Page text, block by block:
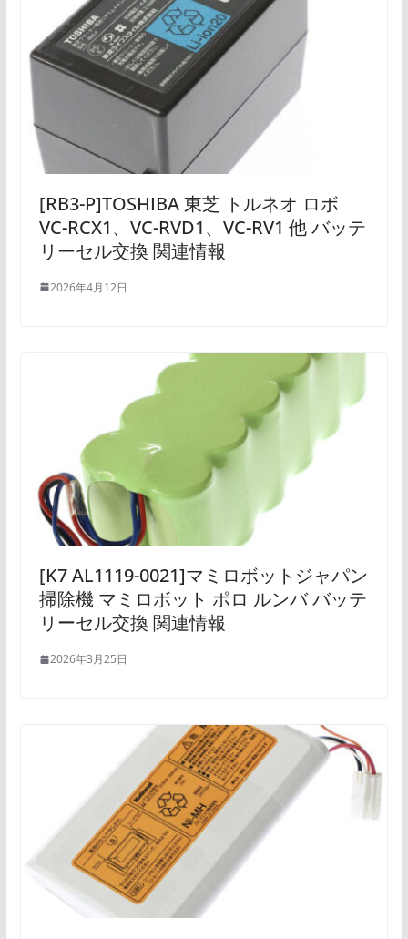
[RB3-P]TOSHIBA 東芝 トルネオ ロボ
VC-RCX1、VC-RVD1、VC-RV1 他 バッテ
リーセル交換 関連情報
2026年4月12日
[K7 AL1119-0021]マミロボットジャパン
掃除機 マミロボット ポロ ルンバ バッテ
リーセル交換 関連情報
2026年3月25日